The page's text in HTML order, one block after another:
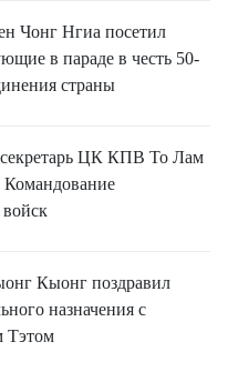
Чонг Нгиа посетил
в параде в честь 50-
страны
ЦК КПВ То Лам
Командование
Кыонг поздравил
назначения с
Тэтом